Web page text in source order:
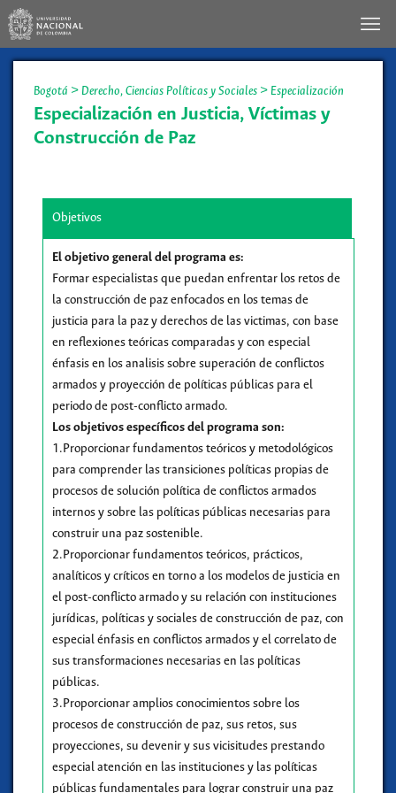
Bogotá > Derecho, Ciencias Políticas y Sociales > Especialización
Especialización en Justicia, Víctimas y
Construcción de Paz
Objetivos
El objetivo general del programa es:
Formar especialistas que puedan enfrentar los retos de
la construcción de paz enfocados en los temas de
justicia para la paz y derechos de las victimas, con base
en reflexiones teóricas comparadas y con especial
énfasis en los analisis sobre superación de conflictos
armados y proyección de políticas públicas para el
periodo de post-conflicto armado.
Los objetivos específicos del programa son:
1.Proporcionar fundamentos teóricos y metodológicos
para comprender las transiciones políticas propias de
procesos de solución política de conflictos armados
internos y sobre las políticas públicas necesarias para
construir una paz sostenible.
2.Proporcionar fundamentos teóricos, prácticos,
analíticos y críticos en torno a los modelos de justicia en
el post-conflicto armado y su relación con instituciones
jurídicas, políticas y sociales de construcción de paz, con
especial énfasis en conflictos armados y el correlato de
sus transformaciones necesarias en las políticas
públicas.
3.Proporcionar amplios conocimientos sobre los
procesos de construcción de paz, sus retos, sus
proyecciones, su devenir y sus vicisitudes prestando
especial atención en las instituciones y las políticas
públicas fundamentales para lograr construir una paz